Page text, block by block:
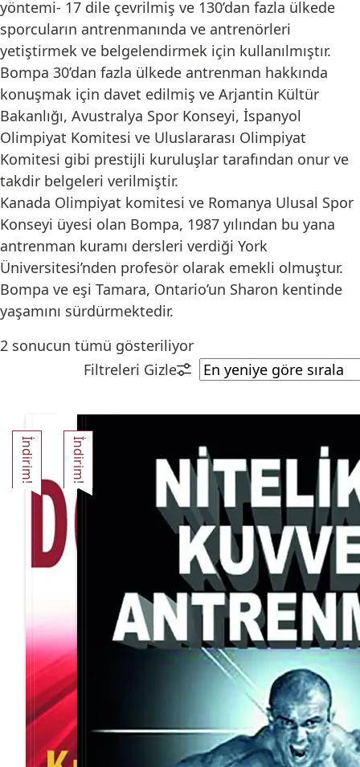
yöntemi- 17 dile çevrilmiş ve 130’dan fazla ülkede
sporcuların antrenmanında ve antrenörleri
yetiştirmek ve belgelendirmek için kullanılmıştır.
Bompa 30’dan fazla ülkede antrenman hakkında
konuşmak için davet edilmiş ve Arjantin Kültür
Bakanlığı, Avustralya Spor Konseyi, İspanyol
Olimpiyat Komitesi ve Uluslararası Olimpiyat
Komitesi gibi prestijli kuruluşlar tarafından onur ve
takdir belgeleri verilmiştir.
Kanada Olimpiyat komitesi ve Romanya Ulusal Spor
Konseyi üyesi olan Bompa, 1987 yılından bu yana
antrenman kuramı dersleri verdiği York
Üniversitesi’nden profesör olarak emekli olmuştur.
Bompa ve eşi Tamara, Ontario’un Sharon kentinde
yaşamını sürdürmektedir.
2 sonucun tümü gösteriliyor
İndirim! İndirim!